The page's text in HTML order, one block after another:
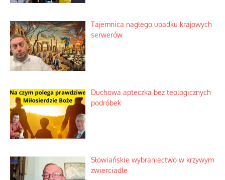
Tajemnica nagłego upadku krajowych
serwerów
Duchowa apteczka bez teologicznych
podróbek
Słowiańskie wybraniectwo w krzywym
zwierciadle